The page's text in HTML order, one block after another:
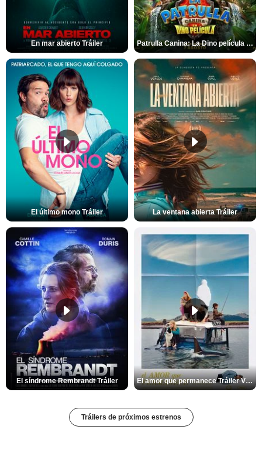
En mar abierto Tráiler Patrulla Canina: La Dino película Tráiler VO
El último mono Tráiler La ventana abierta Tráiler
El síndrome Rembrandt Tráiler El amor que permanece Tráiler VOSE
Tráilers de próximos estrenos